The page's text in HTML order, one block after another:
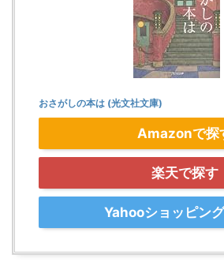
おさがしの本は (光文社文庫)
Amazonで探
楽天で探す
Yahooショッピン